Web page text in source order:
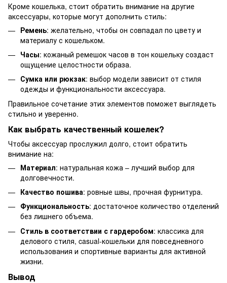
Кроме кошелька, стоит обратить внимание на другие
аксессуары, которые могут дополнить стиль:
Ремень: желательно, чтобы он совпадал по цвету и
материалу с кошельком.
Часы: кожаный ремешок часов в тон кошельку создаст
ощущение целостности образа.
Сумка или рюкзак: выбор модели зависит от стиля
одежды и функциональности аксессуара.
Правильное сочетание этих элементов поможет выглядеть
стильно и уверенно.
Как выбрать качественный кошелек?
Чтобы аксессуар прослужил долго, стоит обратить
внимание на:
Материал: натуральная кожа – лучший выбор для
долговечности.
Качество пошива: ровные швы, прочная фурнитура.
Функциональность: достаточное количество отделений
без лишнего объема.
Стиль в соответствии с гардеробом: классика для
делового стиля, casual-кошельки для повседневного
использования и спортивные варианты для активной
жизни.
Вывод